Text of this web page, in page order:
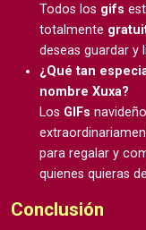
Todos los gifs
totalmente
deseas guardar y
¿Qué tan
nombre Xuxa?
Los GIFs
para regalar y
quienes quieras
Conclusión